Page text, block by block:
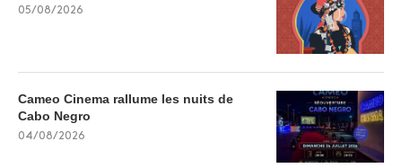
05/08/2026
Cameo Cinema rallume les nuits de
Cabo Negro
04/08/2026